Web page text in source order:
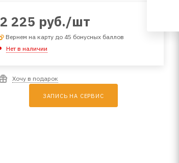
2 225 руб./шт
Вернем на карту до 45 бонусных баллов
Нет в наличии
Хочу в подарок
ЗАПИСЬ НА СЕРВИС